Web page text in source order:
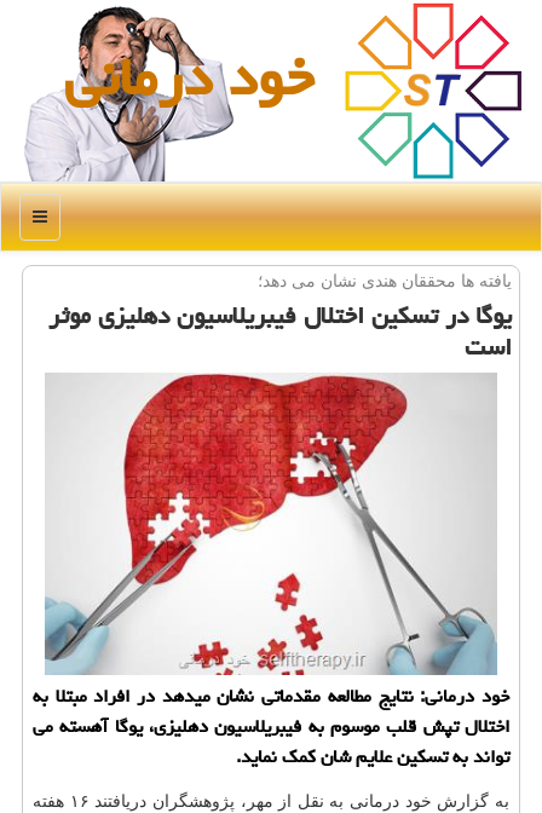
خود درمانی
منو
یافته ها محققان هندی نشان می دهد؛
یوگا در تسكین اختلال فیبریلاسیون دهلیزی موثر
است
خود درمانی: نتایج مطالعه مقدماتی نشان میدهد در افراد مبتلا به
اختلال تپش قلب موسوم به فیبریلاسیون دهلیزی، یوگا آهسته می
تواند به تسكین علایم شان كمك نماید.
به گزارش خود درمانی به نقل از مهر، پژوهشگران دریافتند ۱۶ هفته